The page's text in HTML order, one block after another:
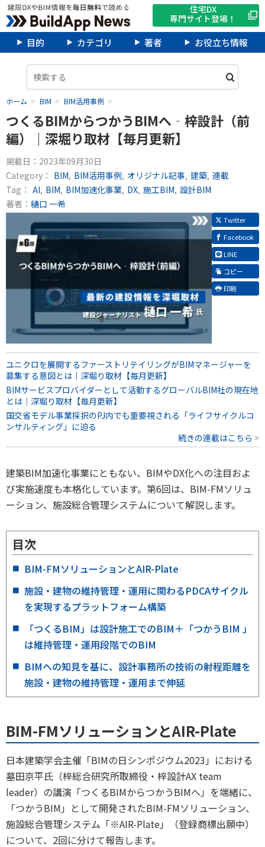
住宅DX
専門サイト登場！
目的 カテゴリ 著者 お役立ち情報
ホーム BIM BIM活用事例
つくるBIMからつかうBIMへ‐梓設計（前
編）｜深堀り取材【毎月更新】
掲載日： 2023年09月30日
Category： BIM BIM活用事例 オリジナル記事 建築 連載
Tag： AI BIM BIM加速化事業 DX 施工BIM 設計BIM
著者： 樋口 一希
Twitter
Facebook
LINE
コピー
印刷
ユニクロを展開するファーストリテイリングがBIMマネージャーを
募集する意図とは｜深堀り取材【毎月更新】
BIMサービスプロバイダーとして活動するグローバルBIM社の現在地
とは｜深堀り取材【毎月更新】
国交省モデル事業採択のPJ内でも重要視される「ライフサイクルコ
ンサルティング」に迫る
続きの連載はこちら
建築BIM加速化事業にともない、BIMやDX化への注目およ
び実施速度も本格化しています。第6回は、BIM-FMソリュ
ーション、施設総合管理システムについて解説します。
目次
BIM-FMソリューションとAIR-Plate
施設・建物の維持管理・運用に関わるPDCAサイクル
を実現するプラットフォーム構築
「つくるBIM」は設計施工でのBIM＋「つかうBIM 」
は維持管理・運用段階でのBIM
BIMへの知見を基に、設計事務所の技術の射程距離を
施設・建物の維持管理・運用まで伸延
BIM-FMソリューションとAIR-Plate
日本建築学会主催「BIMの日シンポジウム2023」における
墓田京平氏（梓総合研究所取締役・梓設計AX team
leader）の講演「つくるBIMからつかうBIMへ」を端緒に、
「つかうBIM」として開発されたBIM-FMソリューション、
施設総合管理システム「※AIR-Plate」（登録商標出願中）
について、2回に分けて報告します。